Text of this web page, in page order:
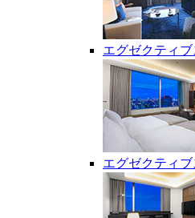
エグゼクティ
エグゼクティ